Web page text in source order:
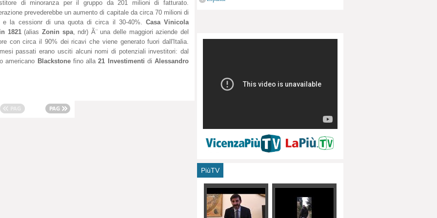
di minoranza per il gruppo da 201 milioni di fatturato.
prevederebbe un aumento di capitale da circa 70 milioni di
e la cessionr di una quota di circa il 30-40%. Casa Vinicola
1821(alias Zonin spa, ndr) Ã¨ una delle maggiori aziende del
con circa il 90% dei ricavi che viene generato fuori dall'Italia.
passati erano usciti alcuni nomi di potenziali investitori: dal
americano Blackstonefino alla21 Investimenti di Alessandro
PiùTV